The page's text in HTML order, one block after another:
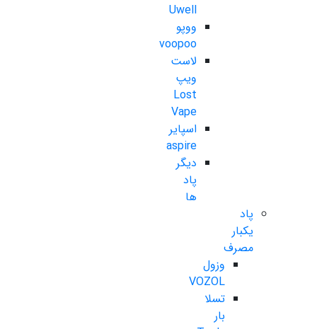
Uwell
ووپو
voopoo
لاست
ویپ
Lost
Vape
اسپایر
aspire
دیگر
پاد
ها
پاد
یکبار
مصرف
وزول
VOZOL
تسلا
بار